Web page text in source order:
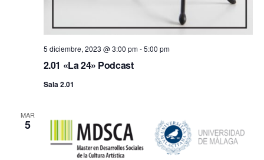
2.01 «La 24» Podcast
5 diciembre, 2023 @ 3:00 pm-5:00 pm
Sala 2.01
MAR
5